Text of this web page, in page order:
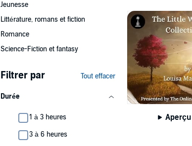
Jeunesse
Littérature, romans et fiction
Romance
Science-Fiction et fantasy
Filtrer par Tout effacer
Durée
1 à 3 heures
3 à 6 heures
Aperçu